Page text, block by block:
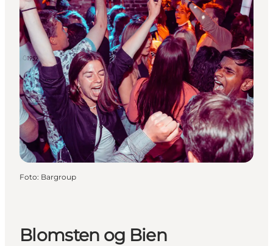
Foto: Bargroup
Blomsten og Bien